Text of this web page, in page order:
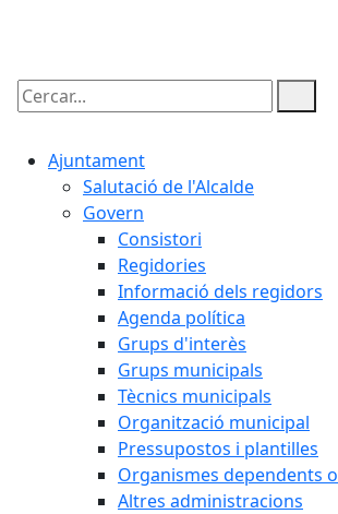
Cercar:
Ajuntament
Salutació de l'Alcalde
Govern
Consistori
Regidories
Informació dels regidors
Agenda política
Grups d'interès
Grups municipals
Tècnics municipals
Organització municipal
Pressupostos i plantilles
Organismes dependents
Altres administracions